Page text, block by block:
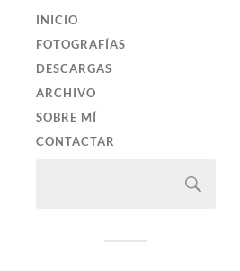
INICIO
FOTOGRAFÍAS
DESCARGAS
ARCHIVO
SOBRE MÍ
CONTACTAR